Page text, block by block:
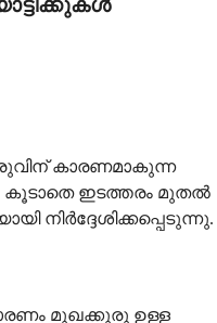
കാരണമാകുന്ന
കൂടാതെ ഇടത്തരം മുതൽ
നിർദ്ദേശിക്കപ്പെടുന്നു.
മുഖക്കുരു ഉള്ള